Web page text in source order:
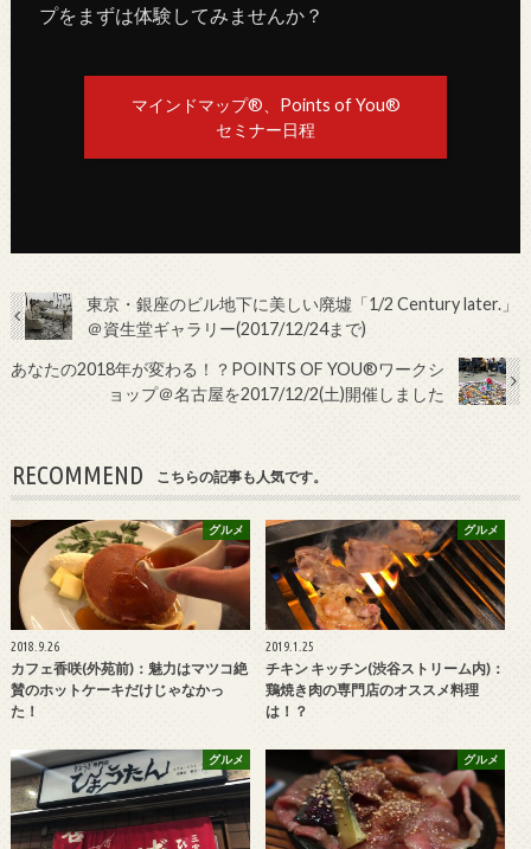
プをまずは体験してみませんか？
マインドマップ®、Points of You®
セミナー日程
東京・銀座のビル地下に美しい廃墟「1/2 Century later.」
＠資生堂ギャラリー(2017/12/24まで)
あなたの2018年が変わる！？POINTS OF YOU®ワークシ
ョップ＠名古屋を2017/12/2(土)開催しました
RECOMMEND こちらの記事も人気です。
グルメ
2018.9.26
カフェ香咲(外苑前)：魅力はマツコ絶
賛のホットケーキだけじゃなかっ
た！
グルメ
2019.1.25
チキン キッチン(渋谷ストリーム内)：
鶏焼き肉の専門店のオススメ料理
は！？
グルメ グルメ